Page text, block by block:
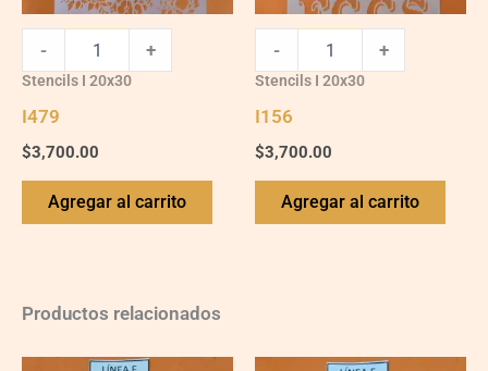
- +
Stencils I 20x30
I479
$3,700.00
Agregar al carrito
- +
Stencils I 20x30
I156
$3,700.00
Agregar al carrito
Productos relacionados